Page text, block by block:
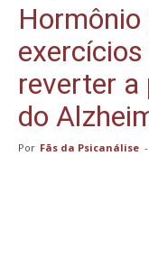
reverter a
do
Por Fãs da Psicanálise -